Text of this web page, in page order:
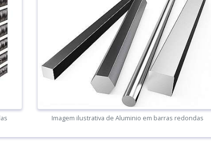
Imagem ilustrativa de Aluminio em barras redondas